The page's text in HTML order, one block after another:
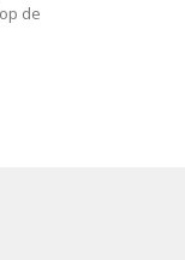
de